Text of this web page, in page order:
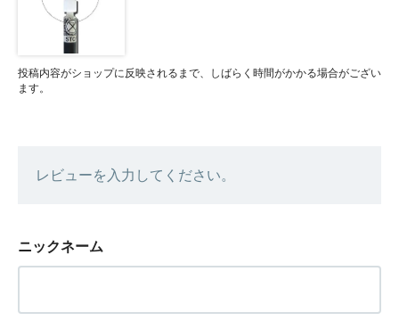
投稿内容がショップに反映されるまで、しばらく時間がかかる場合がござい
ます。
レビューを入力してください。
ニックネーム